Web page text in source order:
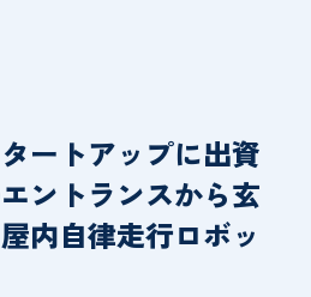
ートアップに出資
ントランスから玄
内自律走行ロボッ